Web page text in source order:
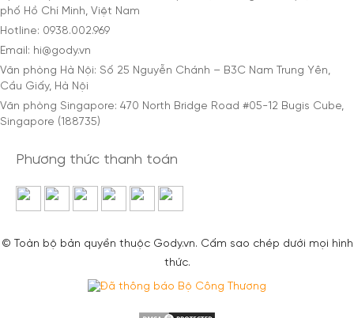
phố Hồ Chí Minh, Việt Nam
Hotline: 0938.002.969
Email: hi@gody.vn
Văn phòng Hà Nội: Số 25 Nguyễn Chánh – B3C Nam Trung Yên,
Cầu Giấy, Hà Nội
Văn phòng Singapore: 470 North Bridge Road #05-12 Bugis Cube,
Singapore (188735)
Phương thức thanh toán
© Toàn bộ bản quyền thuộc Gody.vn. Cấm sao chép dưới mọi hình
thức.